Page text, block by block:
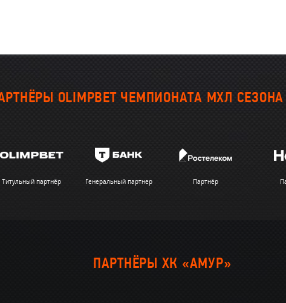
OLIMPBET ЧЕМПИОНАТА МХЛ СЕЗОНА
Титульный партнёр Генеральный партнер Партнёр
ПАРТНЁРЫ ХК «АМУР»